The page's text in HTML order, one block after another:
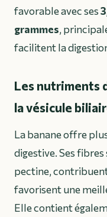
favorable avec ses
grammes,
facilitent la
Les nutriments
la vésicule
La banane offre
digestive. Ses
pectine,
favorisent une
Elle contient